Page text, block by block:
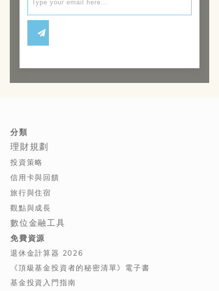
分類
理財規劃
投資策略
信用卡與回饋
旅行與住宿
觀點與成長
數位金融工具
免費資源
退休金計算器 2026
《頂級基金投資者的秘密清單》電子書
基金投資入門指南